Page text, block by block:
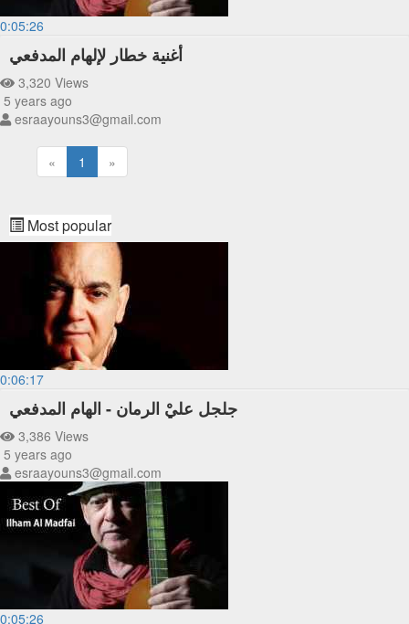
0:05:26
أغنية خطار لإلهام المدفعي
3,320 Views
5 years ago
esraayouns3@gmail.com
« 1 »
Most popular
0:06:17
جلجل عليْ الرمان - الهام المدفعي
3,386 Views
5 years ago
esraayouns3@gmail.com
0:05:26